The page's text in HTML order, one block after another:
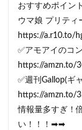
おすすめポイン
ウマ娘 プリティ
https://a.r10.to/
✅アモアイのコ
https://amzn.to/
✅週刊Gallop(ギ
https://amzn.to/
情報量多すぎ！
い！！！➡➡